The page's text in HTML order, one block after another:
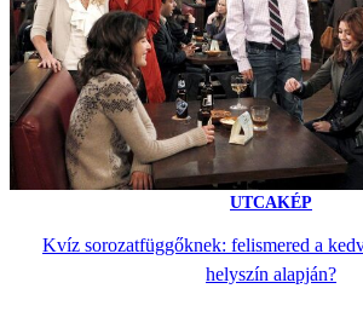
UTCAKÉP
Kvíz sorozatfüggőknek: felismered a
helyszín alapján?